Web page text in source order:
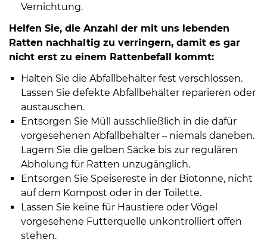
Vernichtung.
Helfen Sie, die Anzahl der mit uns lebenden
Ratten nachhaltig zu verringern, damit es gar
nicht erst zu einem Rattenbefall kommt:
Halten Sie die Abfallbehälter fest verschlossen.
Lassen Sie defekte Abfallbehälter reparieren oder
austauschen.
Entsorgen Sie Müll ausschließlich in die dafür
vorgesehenen Abfallbehälter – niemals daneben.
Lagern Sie die gelben Säcke bis zur regulären
Abholung für Ratten unzugänglich.
Entsorgen Sie Speisereste in der Biotonne, nicht
auf dem Kompost oder in der Toilette.
Lassen Sie keine für Haustiere oder Vögel
vorgesehene Futterquelle unkontrolliert offen
stehen.